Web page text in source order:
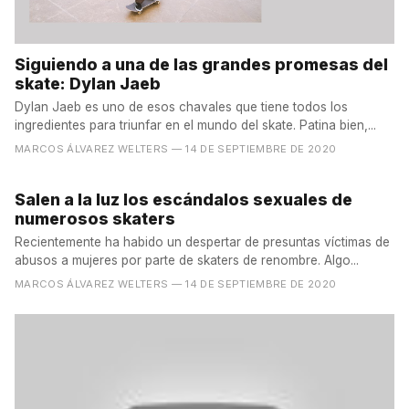
Siguiendo a una de las grandes promesas del
skate: Dylan Jaeb
Dylan Jaeb es uno de esos chavales que tiene todos los
ingredientes para triunfar en el mundo del skate. Patina bien,...
MARCOS ÁLVAREZ WELTERS — 14 DE SEPTIEMBRE DE 2020
Salen a la luz los escándalos sexuales de
numerosos skaters
Recientemente ha habido un despertar de presuntas víctimas de
abusos a mujeres por parte de skaters de renombre. Algo...
MARCOS ÁLVAREZ WELTERS — 14 DE SEPTIEMBRE DE 2020